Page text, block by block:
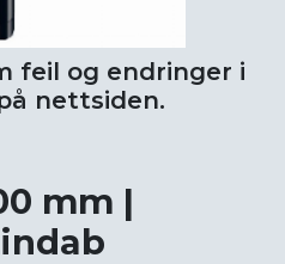
feil og endringer i
nettsiden.
mm |